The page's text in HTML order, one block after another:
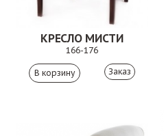
КРЕСЛО МИСТИ
166-176
Заказ